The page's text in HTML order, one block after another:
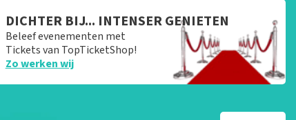
DICHTER BIJ... INTENSER GENIETEN
Beleef evenementen met
Tickets van TopTicketShop!
Zo werken wij